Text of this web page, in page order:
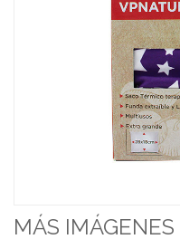
MÁS IMÁGENES